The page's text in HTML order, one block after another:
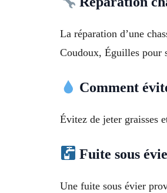
La réparation d’une
Coudoux, Éguilles pour
Comment
Évitez de jeter graisses
Fuite sous
Une fuite sous évier